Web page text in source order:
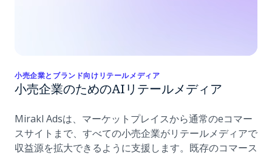
小売企業とブランド向けリテールメディア
小売企業のためのAIリテールメディア
Mirakl Adsは、マーケットプレイスから通常のeコマー
スサイトまで、すべての小売企業がリテールメディアで
収益源を拡大できるように支援します。既存のコマース